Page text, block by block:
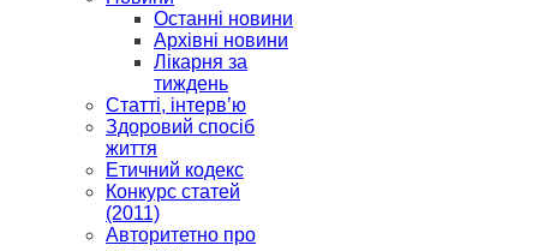
Останні новини
Архівні новини
Лікарня за
тиждень
Статті, інтерв’ю
Здоровий спосіб
життя
Етичний кодекс
Конкурс статей
(2011)
Авторитетно про